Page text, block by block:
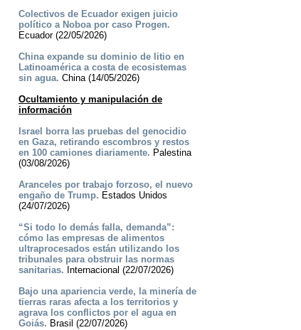
Colectivos de Ecuador exigen juicio
político a Noboa por caso Progen.
Ecuador (22/05/2026)
China expande su dominio de litio en
Latinoamérica a costa de ecosistemas
sin agua. China (14/05/2026)
Ocultamiento y manipulación de
información
Israel borra las pruebas del genocidio
en Gaza, retirando escombros y restos
en 100 camiones diariamente. Palestina
(03/08/2026)
Aranceles por trabajo forzoso, el nuevo
engaño de Trump. Estados Unidos
(24/07/2026)
“Si todo lo demás falla, demanda”:
cómo las empresas de alimentos
ultraprocesados están utilizando los
tribunales para obstruir las normas
sanitarias. Internacional (22/07/2026)
Bajo una apariencia verde, la minería de
tierras raras afecta a los territorios y
agrava los conflictos por el agua en
Goiás. Brasil (22/07/2026)